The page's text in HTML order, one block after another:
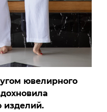
ювелирного
изделий.